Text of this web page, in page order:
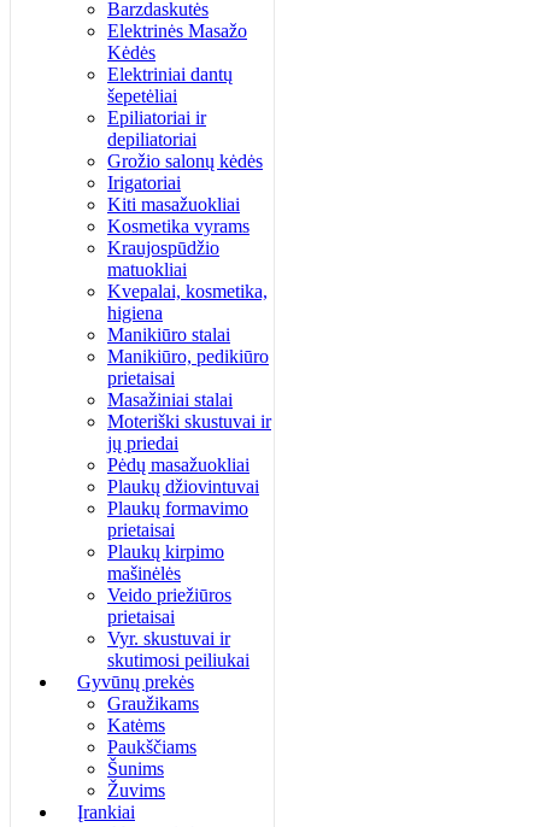
Barzdaskutės
Elektrinės Masažo
Kėdės
Elektriniai dantų
šepetėliai
Epiliatoriai ir
depiliatoriai
Grožio salonų kėdės
Irigatoriai
Kiti masažuokliai
Kosmetika vyrams
Kraujospūdžio
matuokliai
Kvepalai, kosmetika,
higiena
Manikiūro stalai
Manikiūro, pedikiūro
prietaisai
Masažiniai stalai
Moteriški skustuvai ir
jų priedai
Pėdų masažuokliai
Plaukų džiovintuvai
Plaukų formavimo
prietaisai
Plaukų kirpimo
mašinėlės
Veido priežiūros
prietaisai
Vyr. skustuvai ir
skutimosi peiliukai
Gyvūnų prekės
Graužikams
Katėms
Paukščiams
Šunims
Žuvims
Įrankiai